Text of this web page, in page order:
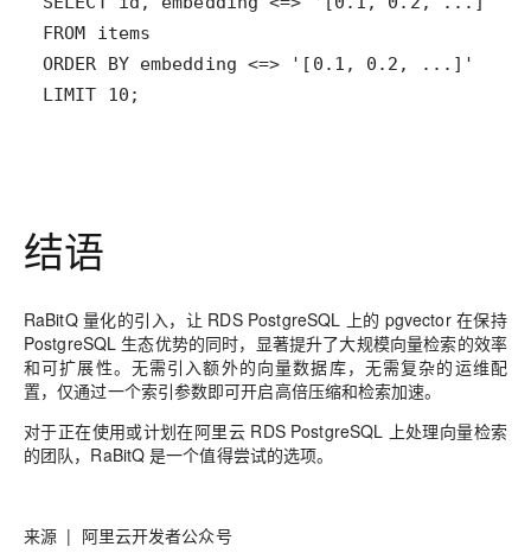
LIMIT 10;
结语
RaBitQ 量化的引入，让 RDS PostgreSQL 上的 pgvector 在保持
PostgreSQL 生态优势的同时，显著提升了大规模向量检索的效率
和可扩展性。无需引入额外的向量数据库，无需复杂的运维配
置，仅通过一个索引参数即可开启高倍压缩和检索加速。
对于正在使用或计划在阿里云 RDS PostgreSQL 上处理向量检索
的团队，RaBitQ 是一个值得尝试的选项。
来源 | 阿里云开发者公众号